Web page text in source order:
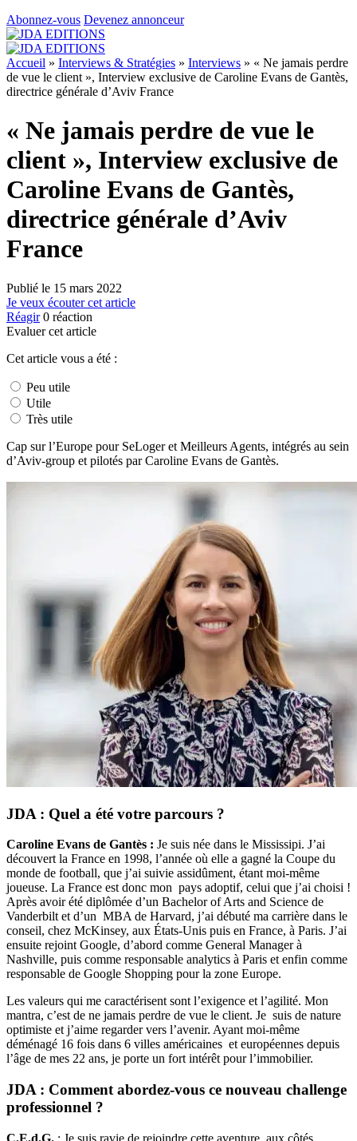
Abonnez-vous Devenez annonceur
Accueil » Interviews & Stratégies » Interviews » « Ne jamais perdre
de vue le client », Interview exclusive de Caroline Evans de Gantès,
directrice générale d’Aviv France
« Ne jamais perdre de vue le
client », Interview exclusive de
Caroline Evans de Gantès,
directrice générale d’Aviv
France
Publié le 15 mars 2022
Je veux écouter cet article
Réagir 0 réaction
Evaluer cet article
Cet article vous a été :
Peu utile
Utile
Très utile
Cap sur l’Europe pour SeLoger et Meilleurs Agents, intégrés au sein
d’Aviv-group et pilotés par Caroline Evans de Gantès.
JDA : Quel a été votre parcours ?
Caroline Evans de Gantès : Je suis née dans le Mississipi. J’ai
découvert la France en 1998, l’année où elle a gagné la Coupe du
monde de football, que j’ai suivie assidûment, étant moi-même
joueuse. La France est donc mon pays adoptif, celui que j’ai choisi !
Après avoir été diplômée d’un Bachelor of Arts and Science de
Vanderbilt et d’un MBA de Harvard, j’ai débuté ma carrière dans le
conseil, chez McKinsey, aux États-Unis puis en France, à Paris. J’ai
ensuite rejoint Google, d’abord comme General Manager à
Nashville, puis comme responsable analytics à Paris et enfin comme
responsable de Google Shopping pour la zone Europe.
Les valeurs qui me caractérisent sont l’exigence et l’agilité. Mon
mantra, c’est de ne jamais perdre de vue le client. Je suis de nature
optimiste et j’aime regarder vers l’avenir. Ayant moi-même
déménagé 16 fois dans 6 villes américaines et européennes depuis
l’âge de mes 22 ans, je porte un fort intérêt pour l’immobilier.
JDA : Comment abordez-vous ce nouveau challenge
professionnel ?
C.E.d.G. : Je suis ravie de rejoindre cette aventure, aux côtés